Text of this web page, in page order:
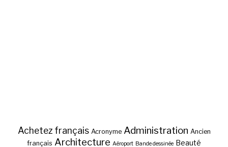
Achetez français Acronyme Administration Ancien
français Architecture Aéroport Bande dessinée Beauté